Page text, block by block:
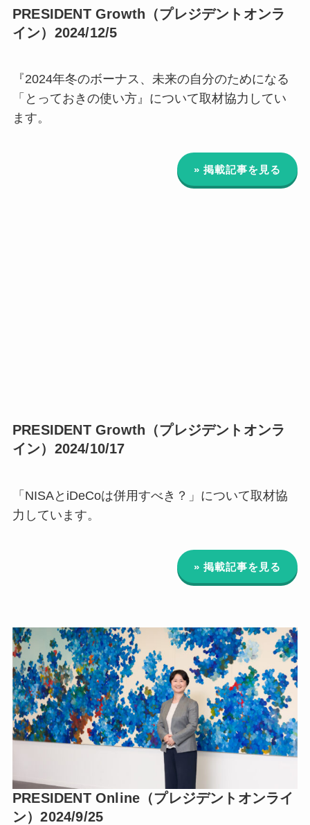
PRESIDENT Growth（プレジデントオンラ
イン）2024/12/5
『2024年冬のボーナス、未来の自分のためになる
「とっておきの使い方』について取材協力してい
ます。
» 掲載記事を見る
PRESIDENT Growth（プレジデントオンラ
イン）2024/10/17
「NISAとiDeCoは併用すべき？」について取材協
力しています。
» 掲載記事を見る
PRESIDENT Online（プレジデントオンライ
ン）2024/9/25